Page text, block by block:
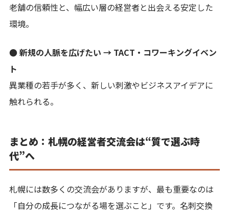
老舗の信頼性と、幅広い層の経営者と出会える安定した
環境。
● 新規の人脈を広げたい → TACT・コワーキングイベン
ト
異業種の若手が多く、新しい刺激やビジネスアイデアに
触れられる。
まとめ：札幌の経営者交流会は“質で選ぶ時
代”へ
札幌には数多くの交流会がありますが、最も重要なのは
「自分の成長につながる場を選ぶこと」です。名刺交換